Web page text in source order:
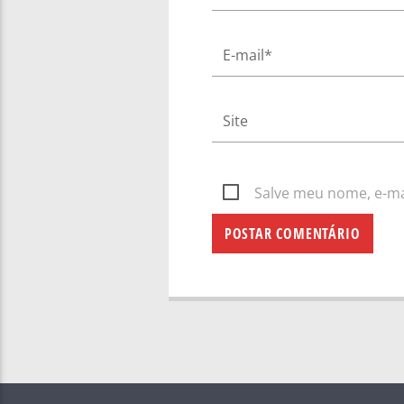
Salve meu nome, e-